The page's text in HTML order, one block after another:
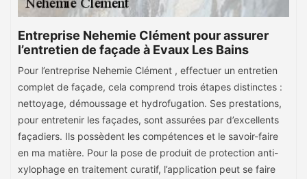
Entreprise Nehemie Clément pour assurer
l’entretien de façade à Evaux Les Bains
Pour l’entreprise Nehemie Clément , effectuer un entretien
complet de façade, cela comprend trois étapes distinctes :
nettoyage, démoussage et hydrofugation. Ses prestations,
pour entretenir les façades, sont assurées par d’excellents
façadiers. Ils possèdent les compétences et le savoir-faire
en ma matière. Pour la pose de produit de protection anti-
xylophage en traitement curatif, l’application peut se faire